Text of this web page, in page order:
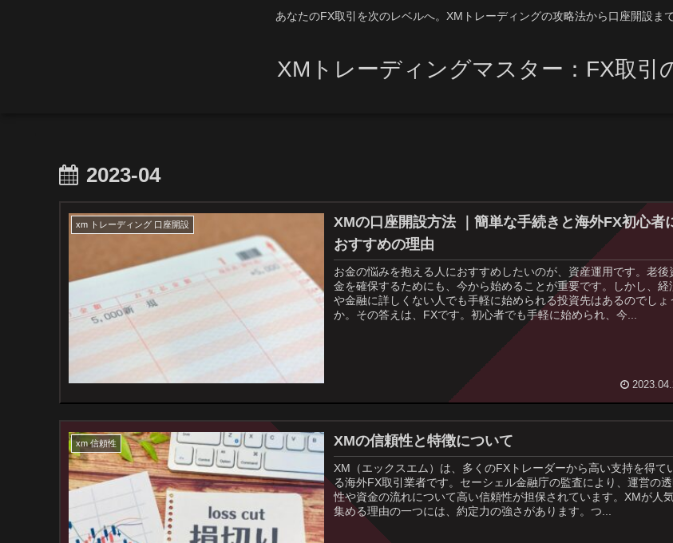
あなたのFX取引を次のレベルへ。XMトレーディングの攻略法から口座開設ま
XMトレーディングマスター：FX取引
2023-04
xm トレーディング 口座開設
XMの口座開設方法 ｜簡単な手続きと海外FX初心者
おすすめの理由
お金の悩みを抱える人におすすめしたいのが、資産運用です。老後
金を確保するためにも、今から始めることが重要です。しかし、経
や金融に詳しくない人でも手軽に始められる投資先はあるのでしょ
か。その答えは、FXです。初心者でも手軽に始められ、今...
xm 信頼性 XMの信頼性と特徴について
XM（エックスエム）は、多くのFXトレーダーから高い支持を得て
る海外FX取引業者です。セーシェル金融庁の監査により、運営の透
性や資金の流れについて高い信頼性が担保されています。XMが人
集める理由の一つには、約定力の強さがあります。つ...